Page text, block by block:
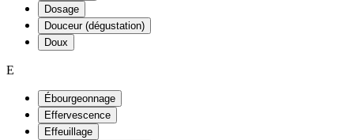
Dosage
Douceur (dégustation)
Doux
E
Ébourgeonnage
Effervescence
Effeuillage